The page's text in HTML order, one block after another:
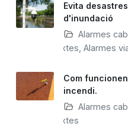
Evita
d'inundació
Alarmes
mixtes Alarmes
Com
incendi.
Alarmes
mixtes